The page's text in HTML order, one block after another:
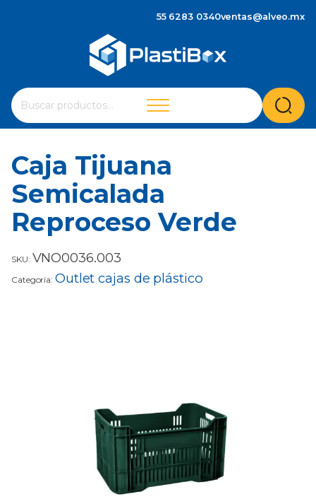
55 6283 0340ventas@alveo.mx
Buscar
por:
Cuando hay resultados autocompletados, puedes
Caja Tijuana
Semicalada
Reproceso Verde
SKU: VNO0036.003
Categoría: Outlet cajas de plástico